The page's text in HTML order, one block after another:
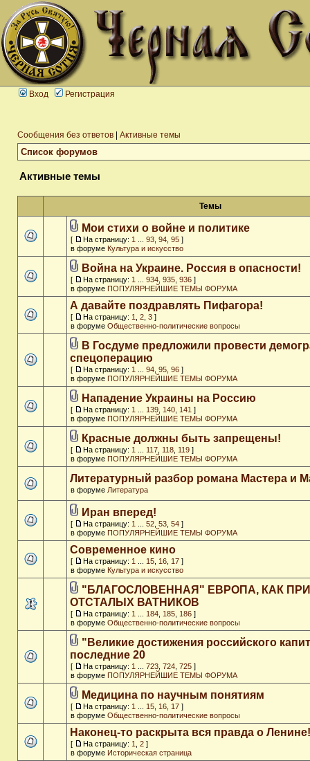
Вход Регистрация
Сообщения без ответов Активные темы
Список форумов
Активные темы
Темы
Мои стихи о войне и политике
[ На страницу: 1 93 94 95 ]
в форуме Культура и искусство
Война на Украине. Россия в опасности!
[ На страницу: 1 934 935 936 ]
в форуме ПОПУЛЯРНЕЙШИЕ ТЕМЫ ФОРУМА
А давайте поздравлять Пифагора!
[ На страницу: 1 2 3 ]
в форуме Общественно-политические вопросы
В Госдуме предложили провести
спецоперацию
[ На страницу: 1 94 95 96 ]
в форуме ПОПУЛЯРНЕЙШИЕ ТЕМЫ ФОРУМА
Нападение Украины на Россию
[ На страницу: 1 139 140 141 ]
в форуме ПОПУЛЯРНЕЙШИЕ ТЕМЫ ФОРУМА
Красные должны быть запрещены!
[ На страницу: 1 117 118 119 ]
в форуме ПОПУЛЯРНЕЙШИЕ ТЕМЫ ФОРУМА
Литературный разбор романа Мастера и
в форуме Литература
Иран вперед!
[ На страницу: 1 52 53 54 ]
в форуме ПОПУЛЯРНЕЙШИЕ ТЕМЫ ФОРУМА
Современное кино
[ На страницу: 1 15 16 17 ]
в форуме Культура и искусство
"БЛАГОСЛОВЕННАЯ" ЕВРОПА, КАК
ОТСТАЛЫХ ВАТНИКОВ
[ На страницу: 1 184 185 186 ]
в форуме Общественно-политические вопросы
"Великие достижения российского
последние 20
[ На страницу: 1 723 724 725 ]
в форуме ПОПУЛЯРНЕЙШИЕ ТЕМЫ ФОРУМА
Медицина по научным понятиям
[ На страницу: 1 15 16 17 ]
в форуме Общественно-политические вопросы
Наконец-то раскрыта вся правда о Ленине!
[ На страницу: 1 2 ]
в форуме Историческая страница